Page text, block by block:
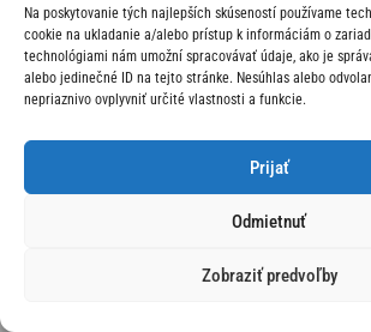
Na poskytovanie tých najlepších skúseností používame
cookie na ukladanie a/alebo prístup k informáciám o
technológiami nám umožní spracovávať údaje, ako je
alebo jedinečné ID na tejto stránke. Nesúhlas alebo
nepriaznivo ovplyvniť určité vlastnosti a funkcie.
Prijať
Odmietnuť
Zobraziť predvoľby
O Nás | Kontakt